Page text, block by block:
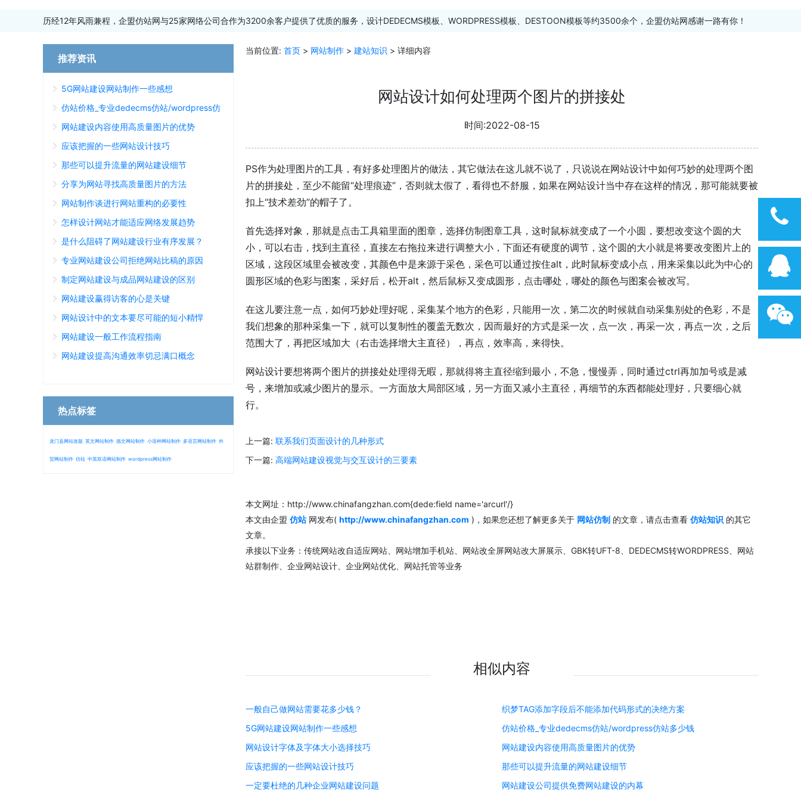
历经12年风雨兼程，企盟仿站网与25家网络公司合作为3200余客户提供了优质的服务，设计DEDECMS模板、WORDPRESS模板、DESTOON模板等约3500余个，企盟仿站网感谢一路有你！
当前位置: 首页 > 网站制作 > 建站知识 > 详细内容
网站设计如何处理两个图片的拼接处
时间:2022-08-15
PS作为处理图片的工具，有好多处理图片的做法，其它做法在这儿就不说了，只说说在网站设计中如何巧妙的处理两个图
片的拼接处，至少不能留“处理痕迹”，否则就太假了，看得也不舒服，如果在网站设计当中存在这样的情况，那可能就要被
扣上“技术差劲”的帽子了。
首先选择对象，那就是点击工具箱里面的图章，选择仿制图章工具，这时鼠标就变成了一个小圆，要想改变这个圆的大
小，可以右击，找到主直径，直接左右拖拉来进行调整大小，下面还有硬度的调节，这个圆的大小就是将要改变图片上的
区域，这段区域里会被改变，其颜色中是来源于采色，采色可以通过按住alt，此时鼠标变成小点，用来采集以此为中心的
圆形区域的色彩与图案，采好后，松开alt，然后鼠标又变成圆形，点击哪处，哪处的颜色与图案会被改写。
在这儿要注意一点，如何巧妙处理好呢，采集某个地方的色彩，只能用一次，第二次的时候就自动采集别处的色彩，不是
我们想象的那种采集一下，就可以复制性的覆盖无数次，因而最好的方式是采一次，点一次，再采一次，再点一次，之后
范围大了，再把区域加大（右击选择增大主直径），再点，效率高，来得快。
网站设计要想将两个图片的拼接处处理得无暇，那就得将主直径缩到最小，不急，慢慢弄，同时通过ctrl再加加号或是减
号，来增加或减少图片的显示。一方面放大局部区域，另一方面又减小主直径，再细节的东西都能处理好，只要细心就
行。
上一篇: 联系我们页面设计的几种形式
下一篇: 高端网站建设视觉与交互设计的三要素
本文网址：http://www.chinafangzhan.com{dede:field name='arcurl'/}
本文由企盟 仿站 网发布( http://www.chinafangzhan.com )，如果您还想了解更多关于 网站仿制 的文章，请点击查看 仿站知识 的其它
文章。
承接以下业务：传统网站改自适应网站、网站增加手机站、网站改全屏网站改大屏展示、GBK转UFT-8、DEDECMS转WORDPRESS、网站
站群制作、企业网站设计、企业网站优化、网站托管等业务
相似内容
一般自己做网站需要花多少钱？
织梦TAG添加字段后不能添加代码形式的决绝方案
5G网站建设网站制作一些感想
仿站价格_专业dedecms仿站/wordpress仿站多少钱
网站设计字体及字体大小选择技巧
网站建设内容使用高质量图片的优势
应该把握的一些网站设计技巧
那些可以提升流量的网站建设细节
一定要杜绝的几种企业网站建设问题
网站建设公司提供免费网站建设的内幕
推荐资讯
5G网站建设网站制作一些感想
仿站价格_专业dedecms仿站/wordpress仿
站多少钱
网站建设内容使用高质量图片的优势
应该把握的一些网站设计技巧
那些可以提升流量的网站建设细节
分享为网站寻找高质量图片的方法
网站制作谈进行网站重构的必要性
怎样设计网站才能适应网络发展趋势
是什么阻碍了网站建设行业有序发展？
专业网站建设公司拒绝网站比稿的原因
制定网站建设与成品网站建设的区别
网站建设赢得访客的心是关键
网站设计中的文本要尽可能的短小精悍
网站建设一般工作流程指南
网站建设提高沟通效率切忌满口概念
热点标签
龙门县网站改版 英文网站制作 德文网站制作 小语种网站制作 多语言网站制作 外
贸网站制作 仿站 中英双语网站制作 wordpress网站制作